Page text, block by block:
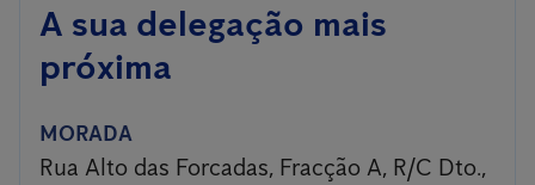
A sua delegação mais
próxima
MORADA
Rua Alto das Forcadas, Fracção A, R/C Dto.,